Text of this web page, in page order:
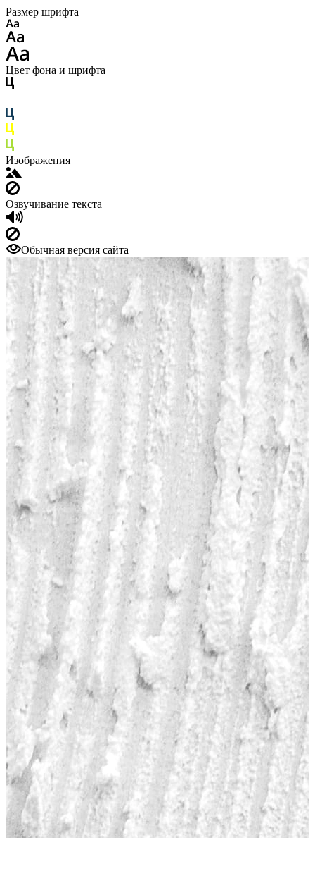
Размер шрифта
Цвет фона и шрифта
Изображения
Озвучивание текста
Обычная версия сайта